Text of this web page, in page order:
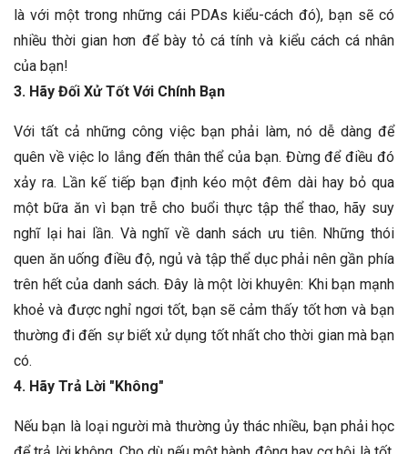
là với một trong những cái PDAs kiểu-cách đó), bạn sẽ có
nhiều thời gian hơn để bày tỏ cá tính và kiểu cách cá nhân
của bạn!
3. Hãy Đối Xử Tốt Với Chính Bạn
Với tất cả những công việc bạn phải làm, nó dễ dàng để
quên về việc lo lắng đến thân thể của bạn. Đừng để điều đó
xảy ra. Lần kế tiếp bạn định kéo một đêm dài hay bỏ qua
một bữa ăn vì bạn trễ cho buổi thực tập thể thao, hãy suy
nghĩ lại hai lần. Và nghĩ về danh sách ưu tiên. Những thói
quen ăn uống điều độ, ngủ và tập thể dục phải nên gần phía
trên hết của danh sách. Đây là một lời khuyên: Khi bạn mạnh
khoẻ và được nghỉ ngơi tốt, bạn sẽ cảm thấy tốt hơn và bạn
thường đi đến sự biết xử dụng tốt nhất cho thời gian mà bạn
có.
4. Hãy Trả Lời "Không"
Nếu bạn là loại người mà thường ủy thác nhiều, bạn phải học